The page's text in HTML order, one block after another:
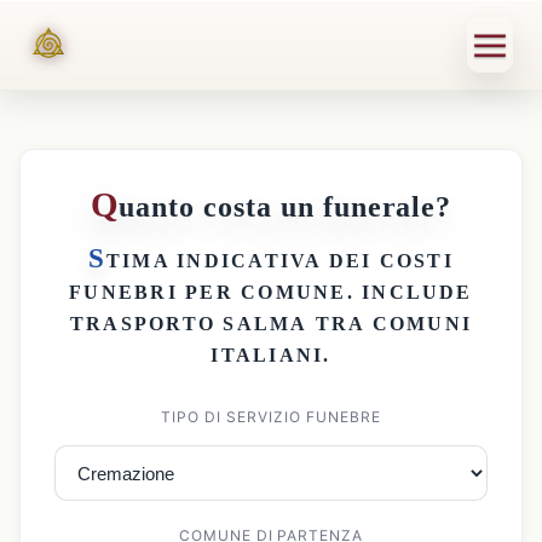
Quanto costa un funerale?
STIMA INDICATIVA DEI COSTI
FUNEBRI PER COMUNE . INCLUDE
TRASPORTO SALMA TRA COMUNI
ITALIANI.
TIPO DI SERVIZIO FUNEBRE
COMUNE DI PARTENZA